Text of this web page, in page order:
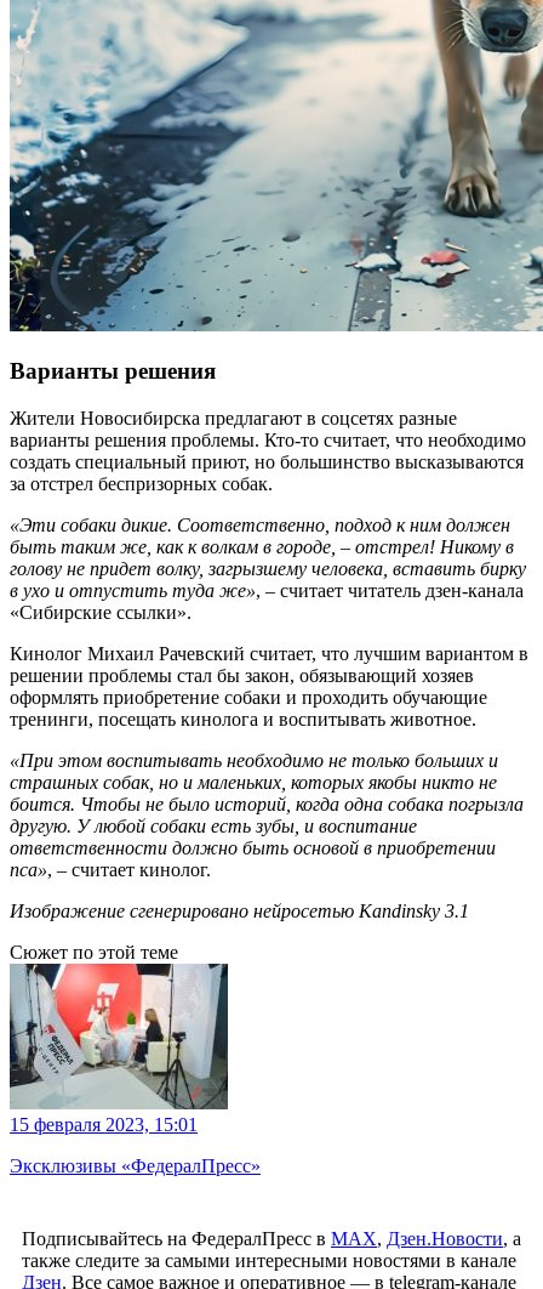
Варианты решения
Жители Новосибирска предлагают в соцсетях разные
варианты решения проблемы. Кто-то считает, что необходимо
создать специальный приют, но большинство высказываются
за отстрел беспризорных собак.
«Эти собаки дикие. Соответственно, подход к ним должен
быть таким же, как к волкам в городе, – отстрел! Никому в
голову не придет волку, загрызшему человека, вставить бирку
в ухо и отпустить туда же», – считает читатель дзен-канала
«Сибирские ссылки».
Кинолог Михаил Рачевский считает, что лучшим вариантом в
решении проблемы стал бы закон, обязывающий хозяев
оформлять приобретение собаки и проходить обучающие
тренинги, посещать кинолога и воспитывать животное.
«При этом воспитывать необходимо не только больших и
страшных собак, но и маленьких, которых якобы никто не
боится. Чтобы не было историй, когда одна собака погрызла
другую. У любой собаки есть зубы, и воспитание
ответственности должно быть основой в приобретении
пса», – считает кинолог.
Изображение сгенерировано нейросетью Kandinsky 3.1
Сюжет по этой теме
15 февраля 2023, 15:01
Эксклюзивы «ФедералПресс»
Подписывайтесь на ФедералПресс в МАХ, Дзен.Новости, а
также следите за самыми интересными новостями в канале
Дзен. Все самое важное и оперативное — в telegram-канале